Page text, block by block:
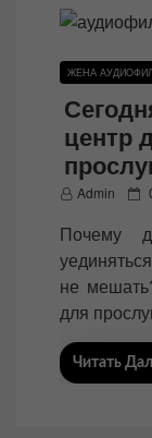
ЖЕНА
центр
Admin
P
s
t
e
d
o
Почему
не
для
Читать